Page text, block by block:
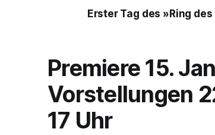
Erster Tag des »Ring
Premiere 15.
Vorstellungen
17 Uhr